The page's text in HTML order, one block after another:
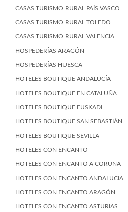
CASAS TURISMO RURAL PAÍS VASCO
CASAS TURISMO RURAL TOLEDO
CASAS TURISMO RURAL VALENCIA
HOSPEDERÍAS ARAGÓN
HOSPEDERÍAS HUESCA
HOTELES BOUTIQUE ANDALUCÍA
HOTELES BOUTIQUE EN CATALUÑA
HOTELES BOUTIQUE EUSKADI
HOTELES BOUTIQUE SAN SEBASTIÁN
HOTELES BOUTIQUE SEVILLA
HOTELES CON ENCANTO
HOTELES CON ENCANTO A CORUÑA
HOTELES CON ENCANTO ANDALUCIA
HOTELES CON ENCANTO ARAGÓN
HOTELES CON ENCANTO ASTURIAS